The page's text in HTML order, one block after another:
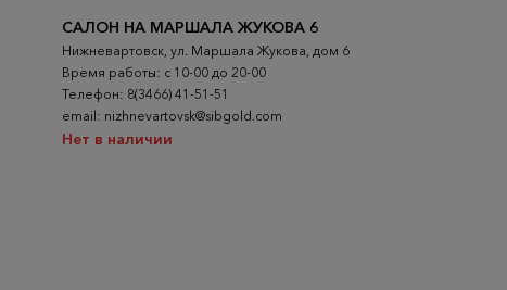
САЛОН НА МАРШАЛА ЖУКОВА 6
Нижневартовск, ул. Маршала Жукова, дом 6
Время работы: с 10-00 до 20-00
Телефон: 8(3466) 41-51-51
email: nizhnevartovsk@sibgold.com
Нет в наличии